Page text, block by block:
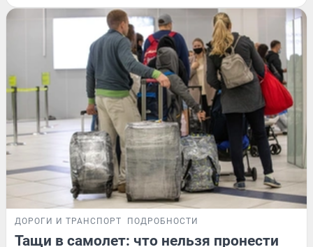
ДОРОГИ И ТРАНСПОРТ ПОДРОБНОСТИ
Тащи в самолет: что нельзя пронести